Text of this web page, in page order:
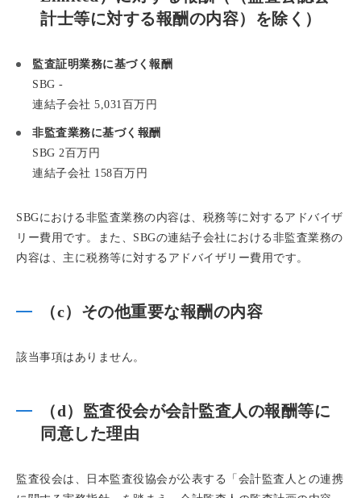
計士等に対する報酬の内容）を除く）
監査証明業務に基づく報酬
SBG -
連結子会社 5,031百万円
非監査業務に基づく報酬
SBG 2百万円
連結子会社 158百万円
SBGにおける非監査業務の内容は、税務等に対するアドバイザ
リー費用です。また、SBGの連結子会社における非監査業務の
内容は、主に税務等に対するアドバイザリー費用です。
（c）その他重要な報酬の内容
該当事項はありません。
（d）監査役会が会計監査人の報酬等に
同意した理由
監査役会は、日本監査役協会が公表する「会計監査人との連携